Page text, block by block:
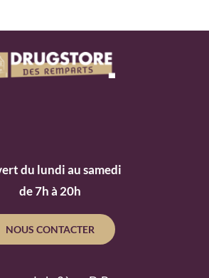
du lundi au samedi
de 7h à 20h
NOUS CONTACTER